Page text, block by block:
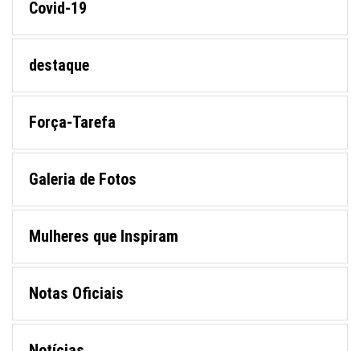
Covid-19
destaque
Força-Tarefa
Galeria de Fotos
Mulheres que Inspiram
Notas Oficiais